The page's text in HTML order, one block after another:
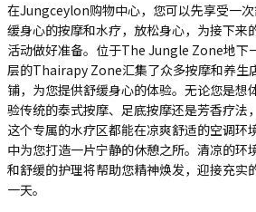
在Jungceylon购物中心，您可以先享受一
缓身心的按摩和水疗，放松身心，为接下来
活动做好准备。位于The Jungle Zone地下
层的Thairapy Zone汇集了众多按摩和养生
铺，为您提供舒缓身心的体验。无论您是想
验传统的泰式按摩、足底按摩还是芳香疗法，
这个专属的水疗区都能在凉爽舒适的空调环
中为您打造一片宁静的休憩之所。清凉的环
和舒缓的护理将帮助您精神焕发，迎接充实
一天。